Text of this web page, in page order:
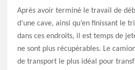
Après avoir terminé le travail de
d’une cave, ainsi qu’en finissant le
dans ces endroits, il est temps de
ne sont plus récupérables. Le
de transport le plus idéal pour